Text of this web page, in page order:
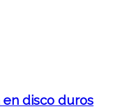
en disco duros